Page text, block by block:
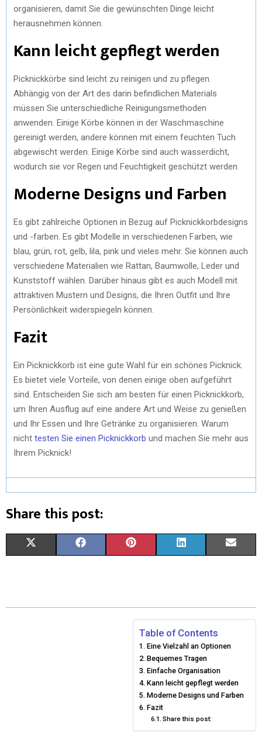
organisieren, damit Sie die gewünschten Dinge leicht
herausnehmen können.
Kann leicht gepflegt werden
Picknickkörbe sind leicht zu reinigen und zu pflegen.
Abhängig von der Art des darin befindlichen Materials
müssen Sie unterschiedliche Reinigungsmethoden
anwenden. Einige Körbe können in der Waschmaschine
gereinigt werden, andere können mit einem feuchten Tuch
abgewischt werden. Einige Körbe sind auch wasserdicht,
wodurch sie vor Regen und Feuchtigkeit geschützt werden.
Moderne Designs und Farben
Es gibt zahlreiche Optionen in Bezug auf Picknickkorbdesigns
und -farben. Es gibt Modelle in verschiedenen Farben, wie
blau, grün, rot, gelb, lila, pink und vieles mehr. Sie können auch
verschiedene Materialien wie Rattan, Baumwolle, Leder und
Kunststoff wählen. Darüber hinaus gibt es auch Modell mit
attraktiven Mustern und Designs, die Ihren Outfit und Ihre
Persönlichkeit widerspiegeln können.
Fazit
Ein Picknickkorb ist eine gute Wahl für ein schönes Picknick.
Es bietet viele Vorteile, von denen einige oben aufgeführt
sind. Entscheiden Sie sich am besten für einen Picknickkorb,
um Ihren Ausflug auf eine andere Art und Weise zu genießen
und Ihr Essen und Ihre Getränke zu organisieren. Warum
nicht testen Sie einen Picknickkorb und machen Sie mehr aus
Ihrem Picknick!
Share this post:
W E T
E
R
E
S
T
K
D
I
N
I
Table of Contents
Eine Vielzahl an Optionen
Bequemes Tragen
Einfache Organisation
Kann leicht gepflegt werden
Moderne Designs und Farben
Fazit
Share this post: